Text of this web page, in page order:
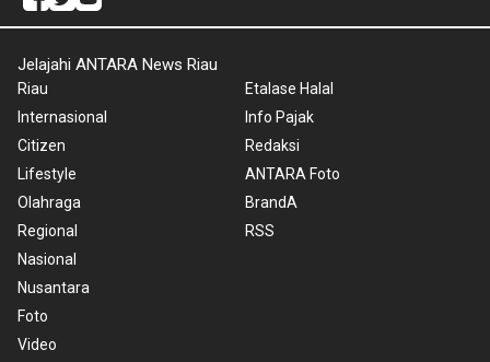
Jelajahi ANTARA News Riau
Riau
Internasional
Citizen
Lifestyle
Olahraga
Regional
Nasional
Nusantara
Foto
Video
Etalase Halal
Info Pajak
Redaksi
ANTARA Foto
BrandA
RSS